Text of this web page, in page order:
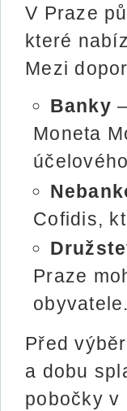
V Praze
které
Mezi
Banky
Moneta
Cofidis,
Praze
obyvatele.
Před
a dobu
pobočky v